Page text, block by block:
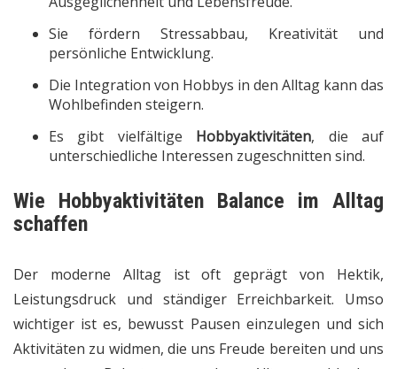
Sie fördern Stressabbau, Kreativität und
persönliche Entwicklung.
Die Integration von Hobbys in den Alltag kann das
Wohlbefinden steigern.
Es gibt vielfältige Hobbyaktivitäten, die auf
unterschiedliche Interessen zugeschnitten sind.
Wie Hobbyaktivitäten Balance im Alltag
schaffen
Der moderne Alltag ist oft geprägt von Hektik,
Leistungsdruck und ständiger Erreichbarkeit. Umso
wichtiger ist es, bewusst Pausen einzulegen und sich
Aktivitäten zu widmen, die uns Freude bereiten und uns